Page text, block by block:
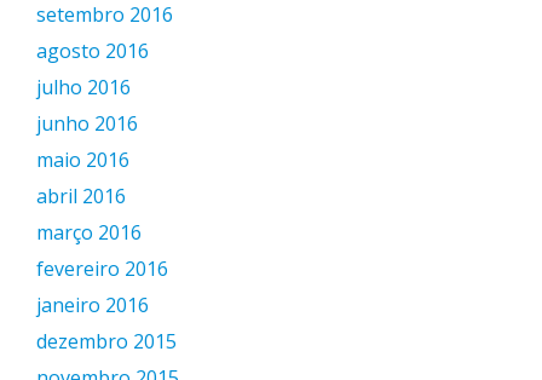
setembro 2016
agosto 2016
julho 2016
junho 2016
maio 2016
abril 2016
março 2016
fevereiro 2016
janeiro 2016
dezembro 2015